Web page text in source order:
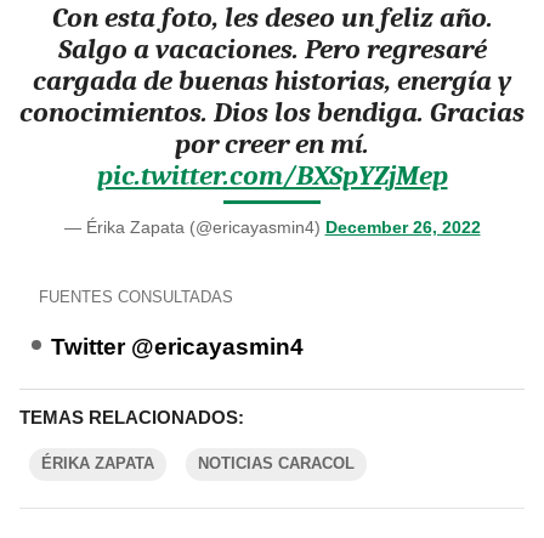
Con esta foto, les deseo un feliz año.
Salgo a vacaciones. Pero regresaré
cargada de buenas historias, energía y
conocimientos. Dios los bendiga. Gracias
por creer en mí.
pic.twitter.com/BXSpYZjMep
— Érika Zapata (@ericayasmin4) December 26, 2022
FUENTES CONSULTADAS
Twitter @ericayasmin4
TEMAS RELACIONADOS:
ÉRIKA ZAPATA NOTICIAS CARACOL